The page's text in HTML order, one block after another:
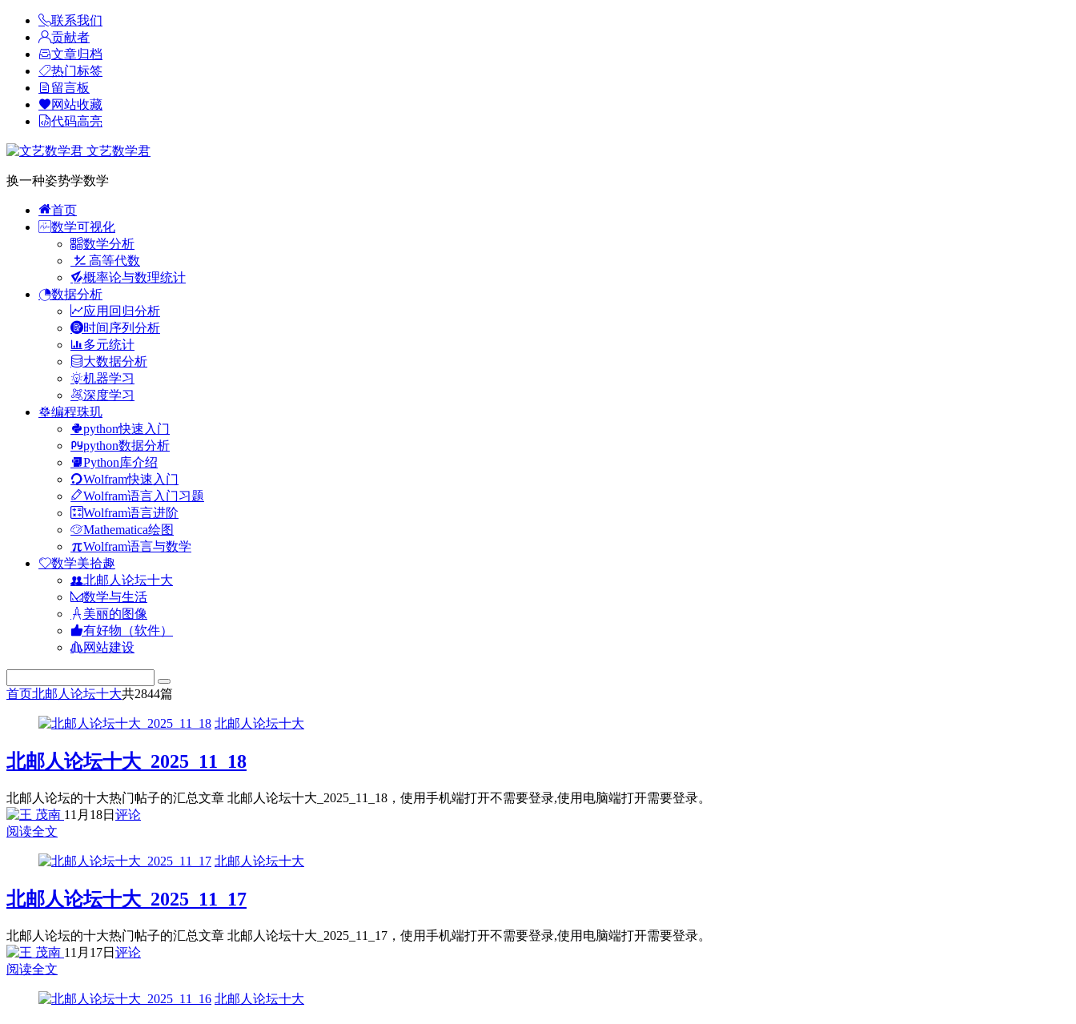
联系我们
贡献者
文章归档
热门标签
留言板
网站收藏
代码高亮
文艺数学君
换一种姿势学数学
首页
数学可视化
数学分析
高等代数
概率论与数理统计
数据分析
应用回归分析
时间序列分析
多元统计
大数据分析
机器学习
深度学习
编程珠玑
python快速入门
python数据分析
Python库介绍
Wolfram快速入门
Wolfram语言入门习题
Wolfram语言进阶
Mathematica绘图
Wolfram语言与数学
数学美拾趣
北邮人论坛十大
数学与生活
美丽的图像
有好物（软件）
网站建设
首页北邮人论坛十大共2844篇
北邮人论坛十大
北邮人论坛十大_2025_11_18
北邮人论坛的十大热门帖子的汇总文章 北邮人论坛十大_2025_11_18，使用手机端打开不需要登录,使用电脑端打开需要登录。
11月18日 评论
阅读全文
北邮人论坛十大
北邮人论坛十大_2025_11_17
北邮人论坛的十大热门帖子的汇总文章 北邮人论坛十大_2025_11_17，使用手机端打开不需要登录,使用电脑端打开需要登录。
11月17日 评论
阅读全文
北邮人论坛十大